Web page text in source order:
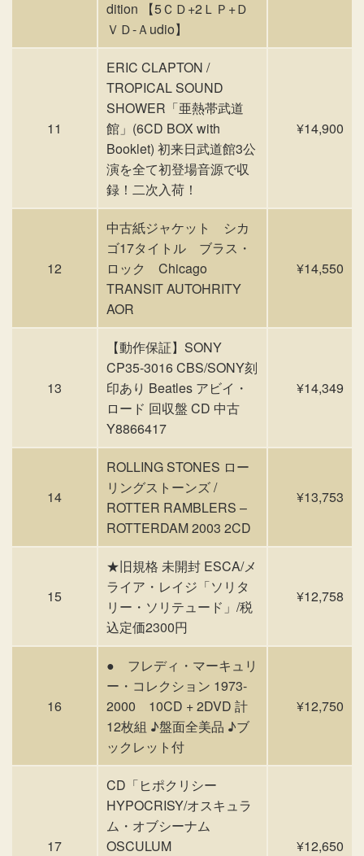
dition 【5ＣＤ+2ＬＰ+Ｄ
ＶＤ-Ａudio】
11
ERIC CLAPTON /
TROPICAL SOUND
SHOWER「亜熱帯武道
館」(6CD BOX with
Booklet) 初来日武道館3公
演を全て初登場音源で収
録！二次入荷！
¥14,900
12
中古紙ジャケット シカ
ゴ17タイトル ブラス・
ロック Chicago
TRANSIT AUTOHRITY
AOR
¥14,550
13
【動作保証】SONY
CP35-3016 CBS/SONY刻
印あり Beatles アビイ・
ロード 回収盤 CD 中古
Y8866417
¥14,349
14
ROLLING STONES ロー
リングストーンズ /
ROTTER RAMBLERS –
ROTTERDAM 2003 2CD
¥13,753
15
★旧規格 未開封 ESCA/メ
ライア・レイジ「ソリタ
リー・ソリテュード」/税
込定価2300円
¥12,758
16
● フレディ・マーキュリ
ー・コレクション 1973-
2000 10CD + 2DVD 計
12枚組 ♪盤面全美品 ♪ブ
ックレット付
¥12,750
17
CD「ヒポクリシー
HYPOCRISY/オスキュラ
ム・オブシーナム
OSCULUM
¥12,650